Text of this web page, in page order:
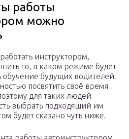
работы
можно
инструктором,
то, в каком режиме будет
обучение будущих водителей.
посвятить своё время
для таких людей
выбрать подходящий им
будет сказано чуть ниже.